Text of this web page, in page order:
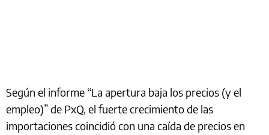
Según el informe “La apertura baja los precios (y el
empleo)” de PxQ, el fuerte crecimiento de las
importaciones coincidió con una caída de precios en